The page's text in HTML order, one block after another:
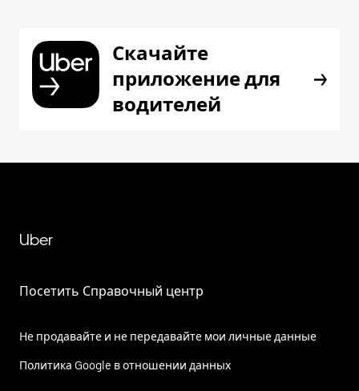
Скачайте
приложение для
водителей
Uber
Посетить Справочный центр
Не продавайте и не передавайте мои личные данные
Политика Google в отношении данных